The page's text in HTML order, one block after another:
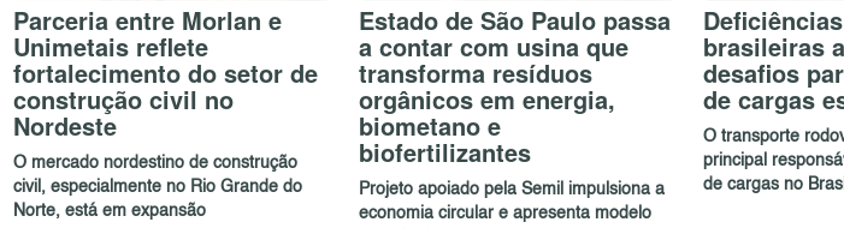
Parceria entre Morlan e
Unimetais reflete
fortalecimento do setor de
construção civil no
Nordeste
O mercado nordestino de construção
civil, especialmente no Rio Grande do
Norte, está em expansão
Estado de São Paulo passa
a contar com usina que
transforma resíduos
orgânicos em energia,
biometano e
biofertilizantes
Projeto apoiado pela Semil impulsiona a
economia circular e apresenta modelo
brasileiras
desafios
de cargas
O transporte
principal
de cargas no